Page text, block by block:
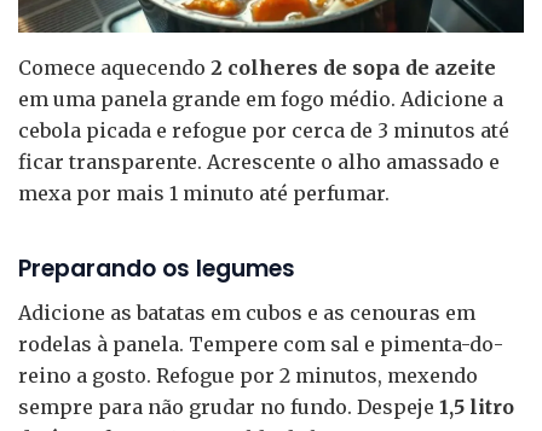
Comece aquecendo 2 colheres de sopa de azeite
em uma panela grande em fogo médio. Adicione a
cebola picada e refogue por cerca de 3 minutos até
ficar transparente. Acrescente o alho amassado e
mexa por mais 1 minuto até perfumar.
Preparando os legumes
Adicione as batatas em cubos e as cenouras em
rodelas à panela. Tempere com sal e pimenta-do-
reino a gosto. Refogue por 2 minutos, mexendo
sempre para não grudar no fundo. Despeje 1,5 litro